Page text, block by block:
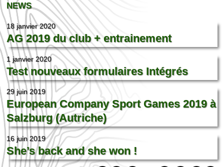
NEWS
18 janvier 2020
AG 2019 du club + entrainement
1 janvier 2020
Test nouveaux formulaires Intégrés
29 juin 2019
European Company Sport Games 2019 à
Salzburg (Autriche)
16 juin 2019
She’s back and she won !